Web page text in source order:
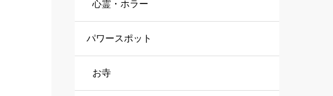
心霊・ホラー
パワースポット
お寺